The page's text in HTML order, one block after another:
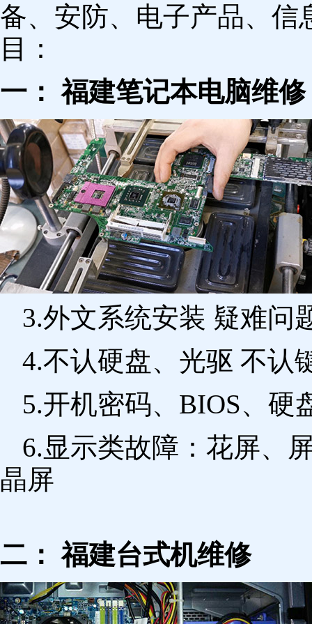
备、安防、电子产品、信
目：
一： 福建笔记本电脑维修
3.外文系统安装 疑难问
4.不认硬盘、光驱 不认
5.开机密码、BIOS、硬
6.显示类故障：花屏、
晶屏
二： 福建台式机维修